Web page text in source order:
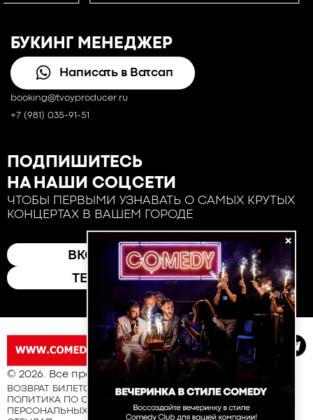
БУКИНГ МЕНЕДЖЕР
Написать в Ватсап
booking@tvoyproducer.ru
+7 (981) 035-91-51
×
ПОДПИШИТЕСЬ
НА НАШИ СОЦСЕТИ
ЧТОБЫ ПЕРВЫМИ УЗНАВАТЬ О САМЫХ КРУТЫХ
КОНЦЕРТАХ В ВАШЕМ ГОРОДЕ
ВКОНТАКТЕ
ТЕЛЕГРАМ
© 2026. Все права защищены
ВОЗВРАТ БИЛЕТОВ
ПОЛИТИКА ПО ОБРАБОТКЕ И ЗАЩИТЕ
ПЕРСОНАЛЬНЫХ ДАННЫХ